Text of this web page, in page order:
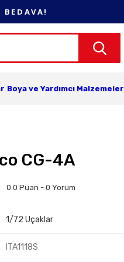
BEDAVA!
Boya ve Yardımcı Malzemeler
CG-4A
0.0 Puan - 0 Yorum
1/72 Uçaklar
ITA1118S